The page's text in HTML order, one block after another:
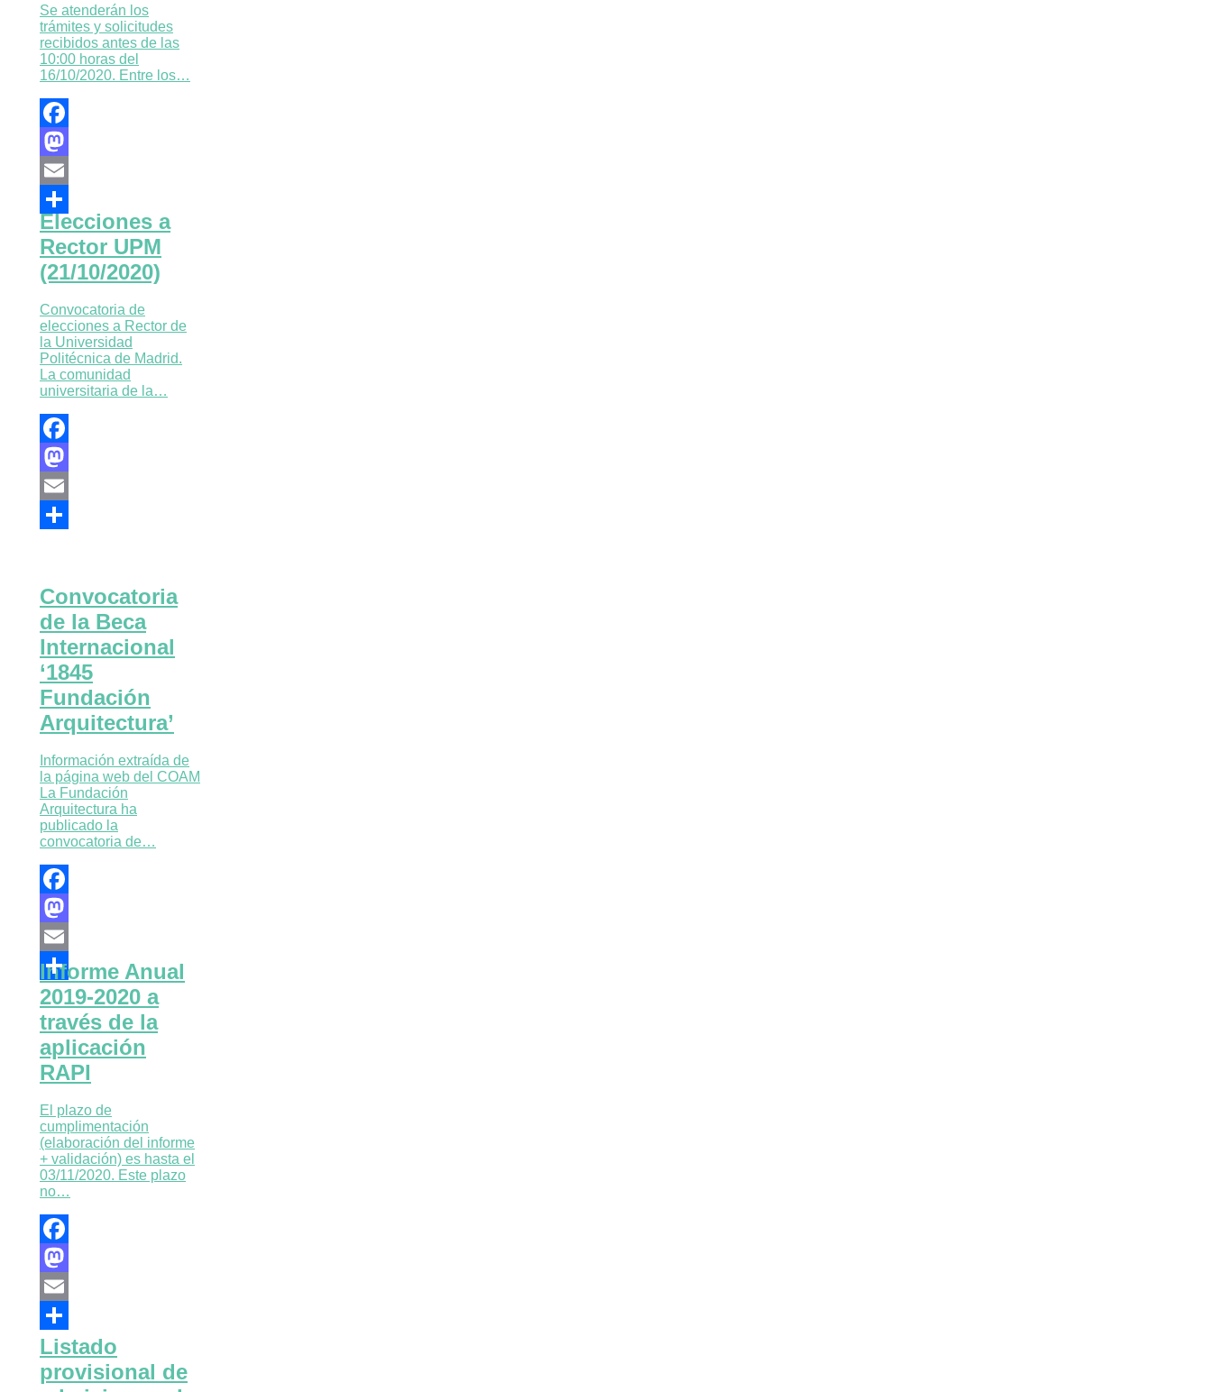
Se atenderán los
trámites y solicitudes
recibidos antes de las
10:00 horas del
16/10/2020. Entre los…
Facebook
Mastodon
Email
Compartir
Elecciones a
Rector UPM
(21/10/2020)
Convocatoria de
elecciones a Rector de
la Universidad
Politécnica de Madrid.
La comunidad
universitaria de la…
Facebook
Mastodon
Email
Convocatoria
de la Beca
Internacional
‘1845
Fundación
Arquitectura’
Información extraída de
la página web del COAM
La Fundación
Arquitectura ha
publicado la
convocatoria de…
Facebook
Mastodon
Email
Compartir
Informe Anual
2019-2020 a
través de la
aplicación
RAPI
El plazo de
cumplimentación
(elaboración del informe
+ validación) es hasta el
03/11/2020. Este plazo
no…
Facebook
Mastodon
Email
Compartir
Listado
provisional de